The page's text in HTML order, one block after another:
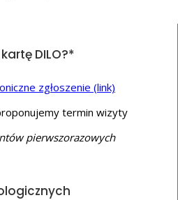
DILO?*
zgłoszenie (link)
termin wizyty
pierwszorazowych